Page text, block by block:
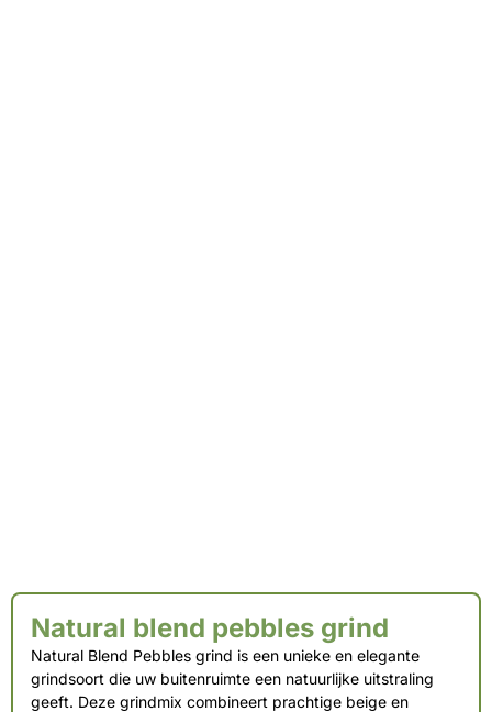
Natural blend pebbles grind
Natural Blend Pebbles grind is een unieke en elegante
grindsoort die uw buitenruimte een natuurlijke uitstraling
geeft. Deze grindmix combineert prachtige beige en